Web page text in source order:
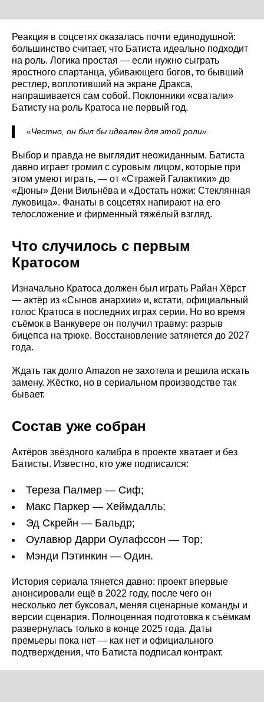
Реакция в соцсетях оказалась почти единодушной:
большинство считает, что Батиста идеально подходит
на роль. Логика простая — если нужно сыграть
яростного спартанца, убивающего богов, то бывший
рестлер, воплотивший на экране Дракса,
напрашивается сам собой. Поклонники «сватали»
Батисту на роль Кратоса не первый год.
«Честно, он был бы идеален для этой роли».
Выбор и правда не выглядит неожиданным. Батиста
давно играет громил с суровым лицом, которые при
этом умеют играть, — от «Стражей Галактики» до
«Дюны» Дени Вильнёва и «Достать ножи: Стеклянная
луковица». Фанаты в соцсетях напирают на его
телосложение и фирменный тяжёлый взгляд.
Что случилось с первым
Кратосом
Изначально Кратоса должен был играть Райан Хёрст
— актёр из «Сынов анархии» и, кстати, официальный
голос Кратоса в последних играх серии. Но во время
съёмок в Ванкувере он получил травму: разрыв
бицепса на трюке. Восстановление затянется до 2027
года.
Ждать так долго Amazon не захотела и решила искать
замену. Жёстко, но в сериальном производстве так
бывает.
Состав уже собран
Актёров звёздного калибра в проекте хватает и без
Батисты. Известно, кто уже подписался:
Тереза Палмер — Сиф;
Макс Паркер — Хеймдалль;
Эд Скрейн — Бальдр;
Оулавюр Дарри Оулафссон — Тор;
Мэнди Пэтинкин — Один.
История сериала тянется давно: проект впервые
анонсировали ещё в 2022 году, после чего он
несколько лет буксовал, меняя сценарные команды и
версии сценария. Полноценная подготовка к съёмкам
развернулась только в конце 2025 года. Даты
премьеры пока нет — как нет и официального
подтверждения, что Батиста подписал контракт.